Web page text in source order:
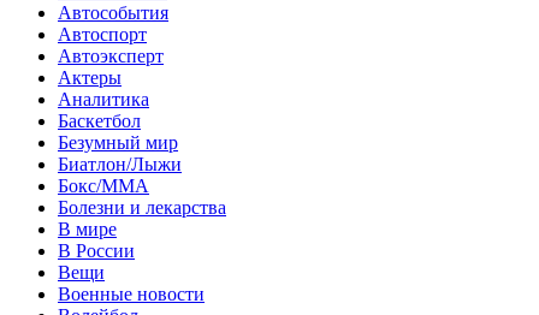
Автособытия
Автоспорт
Автоэксперт
Актеры
Аналитика
Баскетбол
Безумный мир
Биатлон/Лыжи
Бокс/MMA
Болезни и лекарства
В мире
В России
Вещи
Военные новости